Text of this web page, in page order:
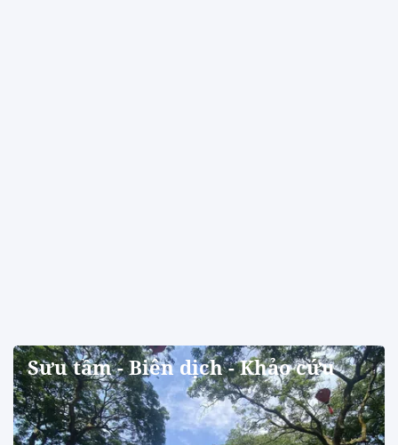
Sưu tầm - Biên dịch - Khảo cứu